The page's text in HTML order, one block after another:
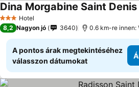
3 Kategória
Hotel
Dina Morgabine Saint Denis
8,2 Nagyon jó 3640 0.6 km-re innen:
A pontos árak megtekintéséhez
válasszon dátumokat